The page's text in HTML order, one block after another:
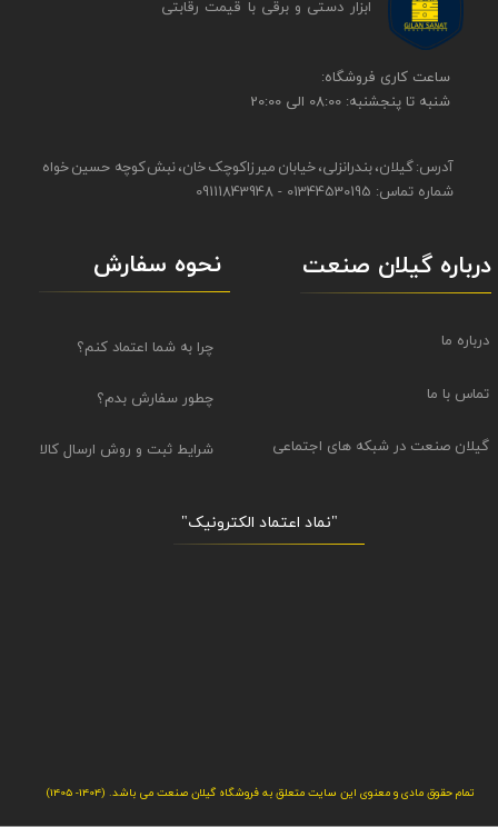
​​ساعت کاری فروشگاه:
شنبه تا پنجشنبه: 08:00 الی 20:00
آدرس: گیلان، بندرانزلی، خیابان میرزاکوچک خان، نبش کوچه حسین خواه
شماره تماس: 01344530195 - 09111843948
ابزار دستی و برقی ​​​​​​​با قیمت رقابتی
نحوه سفارش
چرا به شما اعتماد کنم؟
چطور سفارش بدم؟
شرایط ثبت و روش ارسال کالا
تمام حقوق مادی و معنوی این سایت متعلق به فروشگاه گیلان صنعت می باشد. (1404- 1405)
"نماد اعتماد الکترونیک​​​​​​​"
درباره گیلان صنعت
درباره ما
تماس با ما
گیلان صنعت در شبکه های اجتماعی